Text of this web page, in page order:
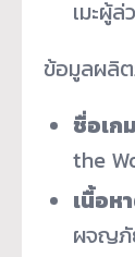
เมะผู้
ข้อมูลผลิ
ชื่อเก
the
เนื้อห
ผจญภั